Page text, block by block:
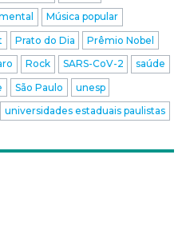
Música popular
Prato do Dia
Prêmio Nobel
Rock SARS-CoV-2
saúde
São Paulo
unesp
universidades estaduais paulistas